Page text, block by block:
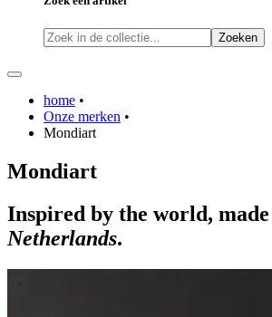
Zoeken
home •
Onze merken •
Mondiart
Mondiart
Inspired by the world,
Netherlands.